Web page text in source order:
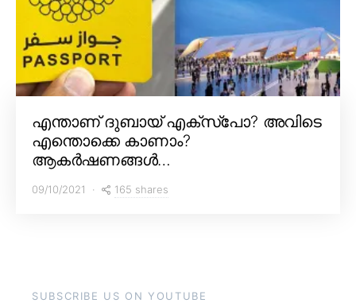
എന്താണ് ദുബായ് എക്സ്പോ? അവിടെ
എന്തൊക്കെ കാണാം?
ആകർഷണങ്ങൾ…
09/10/2021 165 shares
SUBSCRIBE US ON YOUTUBE